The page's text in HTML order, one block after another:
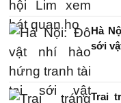
Hà
sới
Trai